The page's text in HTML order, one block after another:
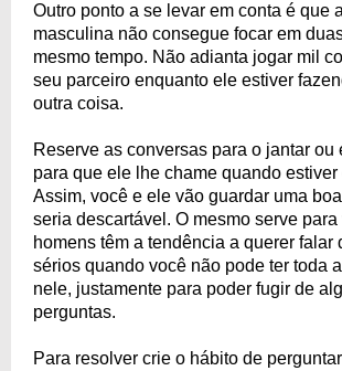
Outro ponto a se levar em conta é que
masculina não consegue focar em
mesmo tempo. Não adianta jogar mil
seu parceiro enquanto ele estiver
outra coisa.
Reserve as conversas para o jantar ou
para que ele lhe chame quando
Assim, você e ele vão guardar uma
seria descartável. O mesmo serve para
homens têm a tendência a querer falar
sérios quando você não pode ter toda
nele, justamente para poder fugir de
perguntas.
Para resolver crie o hábito de